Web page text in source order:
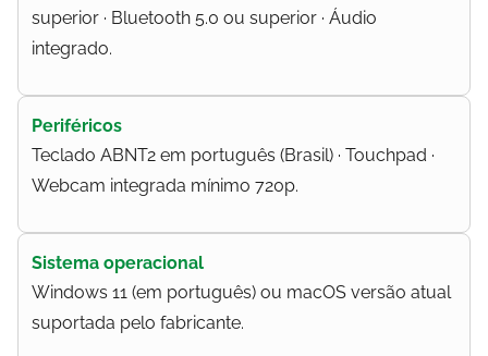
superior · Bluetooth 5.0 ou superior · Áudio
integrado.
Periféricos
Teclado ABNT2 em português (Brasil) · Touchpad ·
Webcam integrada mínimo 720p.
Sistema operacional
Windows 11 (em português) ou macOS versão atual
suportada pelo fabricante.